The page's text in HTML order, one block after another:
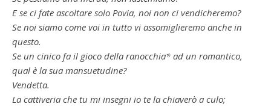
E se ci fate ascoltare solo Povia, noi non ci vendicheremo?
Se noi siamo come voi in tutto vi assomiglieremo anche in
questo.
Se un cinico fa il gioco della ranocchia* ad un romantico,
qual è la sua mansuetudine?
Vendetta.
La cattiveria che tu mi insegni io te la chiaverò a culo;